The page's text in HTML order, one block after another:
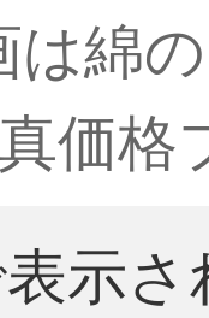
は綿
価格
示